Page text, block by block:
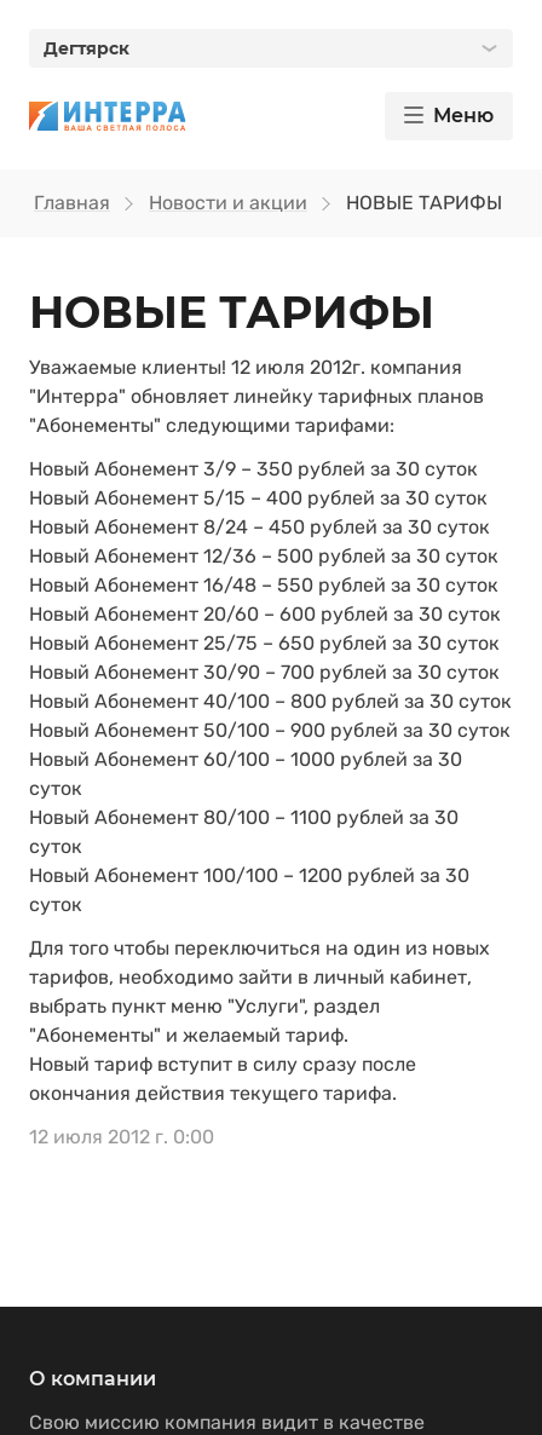
Дегтярск
Меню
Главная Новости и акции НОВЫЕ ТАРИФЫ
НОВЫЕ ТАРИФЫ
Уважаемые клиенты! 12 июля 2012г. компания
"Интерра" обновляет линейку тарифных планов
"Абонементы" следующими тарифами:
Новый Абонемент 3/9 – 350 рублей за 30 суток
Новый Абонемент 5/15 – 400 рублей за 30 суток
Новый Абонемент 8/24 – 450 рублей за 30 суток
Новый Абонемент 12/36 – 500 рублей за 30 суток
Новый Абонемент 16/48 – 550 рублей за 30 суток
Новый Абонемент 20/60 – 600 рублей за 30 суток
Новый Абонемент 25/75 – 650 рублей за 30 суток
Новый Абонемент 30/90 – 700 рублей за 30 суток
Новый Абонемент 40/100 – 800 рублей за 30 суток
Новый Абонемент 50/100 – 900 рублей за 30 суток
Новый Абонемент 60/100 – 1000 рублей за 30
суток
Новый Абонемент 80/100 – 1100 рублей за 30
суток
Новый Абонемент 100/100 – 1200 рублей за 30
суток
Для того чтобы переключиться на один из новых
тарифов, необходимо зайти в личный кабинет,
выбрать пункт меню "Услуги", раздел
"Абонементы" и желаемый тариф.
Новый тариф вступит в силу сразу после
окончания действия текущего тарифа.
12 июля 2012 г. 0:00
О компании
Свою миссию компания видит в качестве